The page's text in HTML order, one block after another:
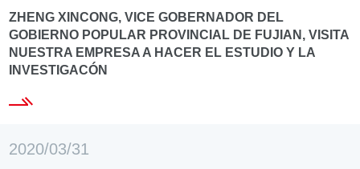
ZHENG XINCONG, VICE GOBERNADOR DEL
GOBIERNO POPULAR PROVINCIAL DE FUJIAN, VISITA
NUESTRA EMPRESA A HACER EL ESTUDIO Y LA
INVESTIGACÓN
2020/03/31